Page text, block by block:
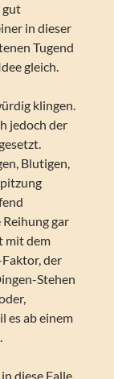
gut
in dieser
Tugend
gleich.
klingen.
jedoch der
Blutigen,
gar
mit dem
Faktor, der
Stehen
es ab einem
diese Falle.